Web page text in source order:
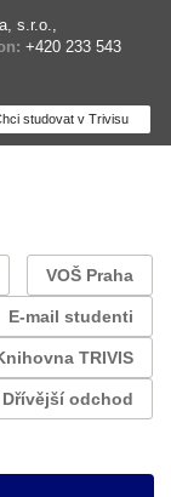
s.r.o.,
+420 233 543
studovat v Trivisu
VOŠ Praha
E-mail studenti
TRIVIS
odchod